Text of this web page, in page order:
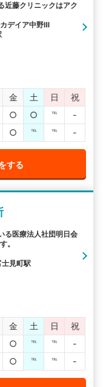
近藤クリニックはアク
デイア中野Ⅲ
金 土 日
祝
○ ○ ℡
-
○ ℡ ℡ -
する
る医療法人社団明日会
。
見町駅
金 土 日
祝
○ ℡ ℡
-
○ ℡ ℡ -